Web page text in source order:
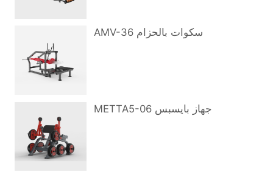
AMV-36 سكوات بالحزام
METTA5-06 جهاز بايسبس